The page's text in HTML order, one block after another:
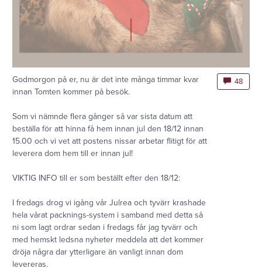
Godmorgon på er, nu är det inte många timmar kvar
innan Tomten kommer på besök.
Som vi nämnde flera gånger så var sista datum att
beställa för att hinna få hem innan jul den 18/12 innan
15.00 och vi vet att postens nissar arbetar flitigt för att
leverera dom hem till er innan jul!
VIKTIG INFO till er som beställt efter den 18/12:
I fredags drog vi igång vår Julrea och tyvärr krashade
hela vårat packnings-system i samband med detta så
ni som lagt ordrar sedan i fredags får jag tyvärr och
med hemskt ledsna nyheter meddela att det kommer
dröja några dar ytterligare än vanligt innan dom
levereras.
48